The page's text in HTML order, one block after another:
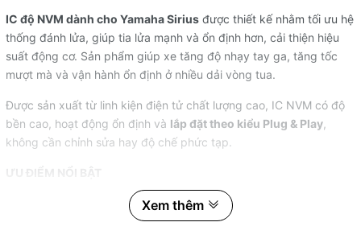
IC độ NVM dành cho Yamaha Sirius được thiết kế nhằm tối ưu hệ
thống đánh lửa, giúp tia lửa mạnh và ổn định hơn, cải thiện hiệu
suất động cơ. Sản phẩm giúp xe tăng độ nhạy tay ga, tăng tốc
mượt mà và vận hành ổn định ở nhiều dải vòng tua.
Được sản xuất từ linh kiện điện tử chất lượng cao, IC NVM có độ
bền cao, hoạt động ổn định và lắp đặt theo kiểu Plug & Play
không cần chỉnh sửa hay độ chế phức tạp.
✅ Thiết kế chuyên dụng cho Yamaha Sirius.
✅ Tối ưu thời điểm đánh lửa, giúp động cơ vận hành hiệu quả hơn.
Xem thêm